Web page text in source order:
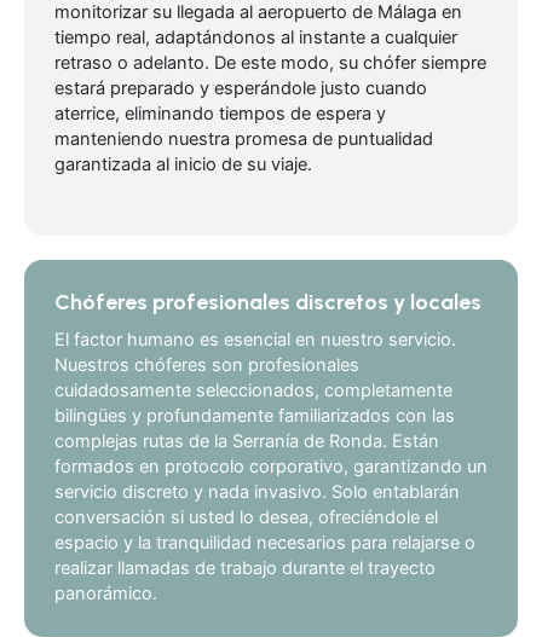
monitorizar su llegada al aeropuerto de Málaga en
tiempo real, adaptándonos al instante a cualquier
retraso o adelanto. De este modo, su chófer siempre
estará preparado y esperándole justo cuando
aterrice, eliminando tiempos de espera y
manteniendo nuestra promesa de puntualidad
garantizada al inicio de su viaje.
Chóferes profesionales discretos y locales
El factor humano es esencial en nuestro servicio.
Nuestros chóferes son profesionales
cuidadosamente seleccionados, completamente
bilingües y profundamente familiarizados con las
complejas rutas de la Serranía de Ronda. Están
formados en protocolo corporativo, garantizando un
servicio discreto y nada invasivo. Solo entablarán
conversación si usted lo desea, ofreciéndole el
espacio y la tranquilidad necesarios para relajarse o
realizar llamadas de trabajo durante el trayecto
panorámico.